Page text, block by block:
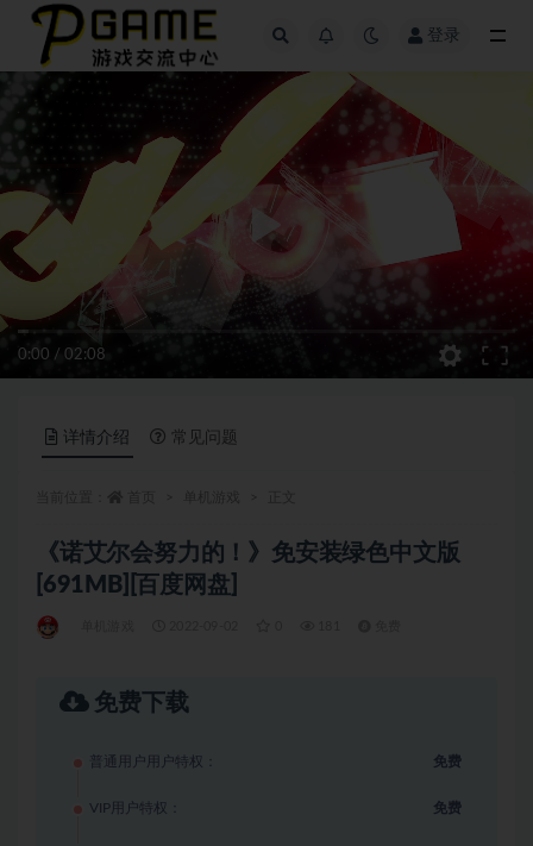
登录
0:00 / 02:08
详情介绍 常见问题
《诺艾尔会努力的！》免安装绿色中文版
[691MB][百度网盘]
免费下载
普通用户用户特权： 免费
VIP用户特权： 免费
全部